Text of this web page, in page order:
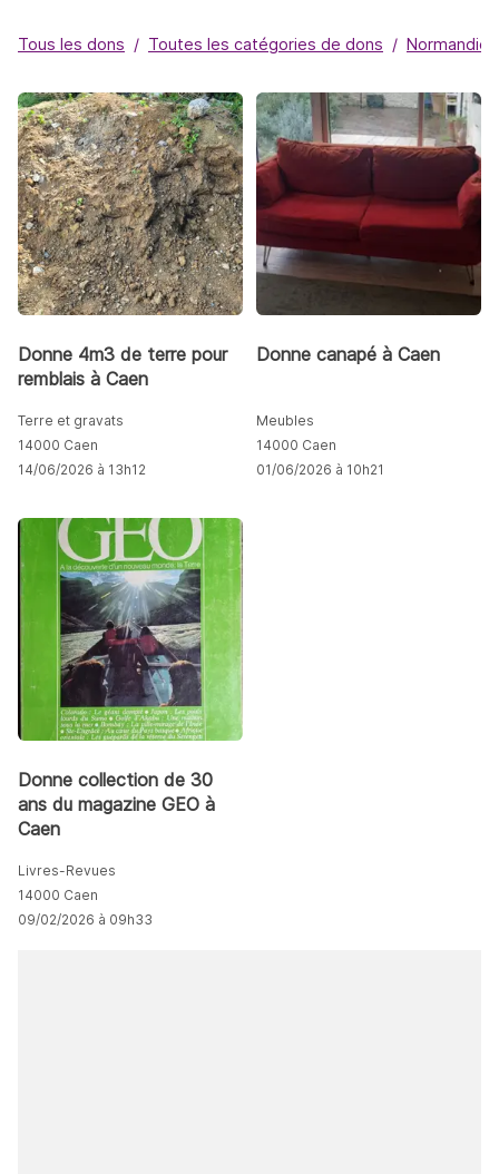
Tous les dons Toutes les catégories de dons Normandie
Donne 4m3 de terre pour
remblais à Caen
Terre et gravats
14000 Caen
14/06/2026 à 13h12
Donne canapé à Caen
Meubles
14000 Caen
01/06/2026 à 10h21
Donne collection de 30
ans du magazine GEO à
Caen
Livres-Revues
14000 Caen
09/02/2026 à 09h33